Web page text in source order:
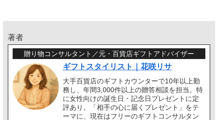
著者
贈り物コンサルタント／元・百貨店ギフトアドバイザー
ギフトスタイリスト｜花咲リサ
大手百貨店のギフトカウンターで10年以上勤
務し、年間3,000件以上の贈答相談を担当。特
に女性向けの誕生日・記念日プレゼントに定
評あり。「相手の心に届くプレゼント」をテ
ーマに、現在はフリーのギフトコンサルタン